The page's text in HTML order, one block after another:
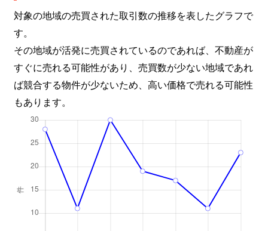
対象の地域の売買された取引数の推移を表したグラフで
す。
その地域が活発に売買されているのであれば、不動産が
すぐに売れる可能性があり、売買数が少ない地域であれ
ば競合する物件が少ないため、高い価格で売れる可能性
もあります。